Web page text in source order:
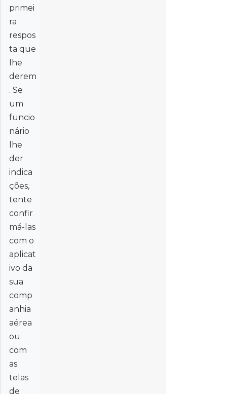
primei
ra
respos
ta que
lhe
derem
. Se
um
funcio
nário
lhe
der
indica
ções,
tente
confir
má-las
com o
aplicat
ivo da
sua
comp
anhia
aérea
ou
com
as
telas
de